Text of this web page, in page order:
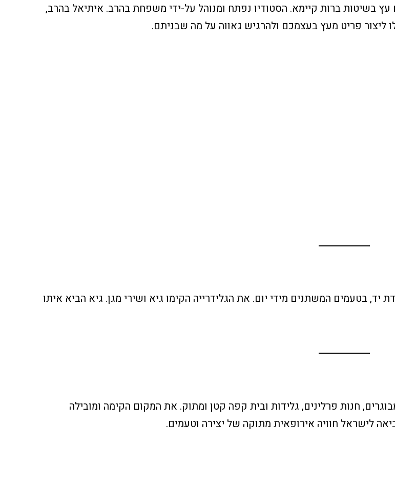
עץ בשיטות ברות קיימא. הסטודיו נפתח ומנוהל על-ידי משפחת בהרב. איתיאל בהרב,
ליצור פריט מעץ בעצמכם ולהרגיש גאווה על מה שבניתם.
יד, בטעמים המשתנים מידי יום. את הגלידרייה הקימו גיא ושירי מגן. גיא הביא איתו
חנות פרלינים, גלידות ובית קפה קטן ומתוק. את המקום הקימה ומובילה
לישראל חוויה אירופאית מתוקה של יצירה וטעמים.